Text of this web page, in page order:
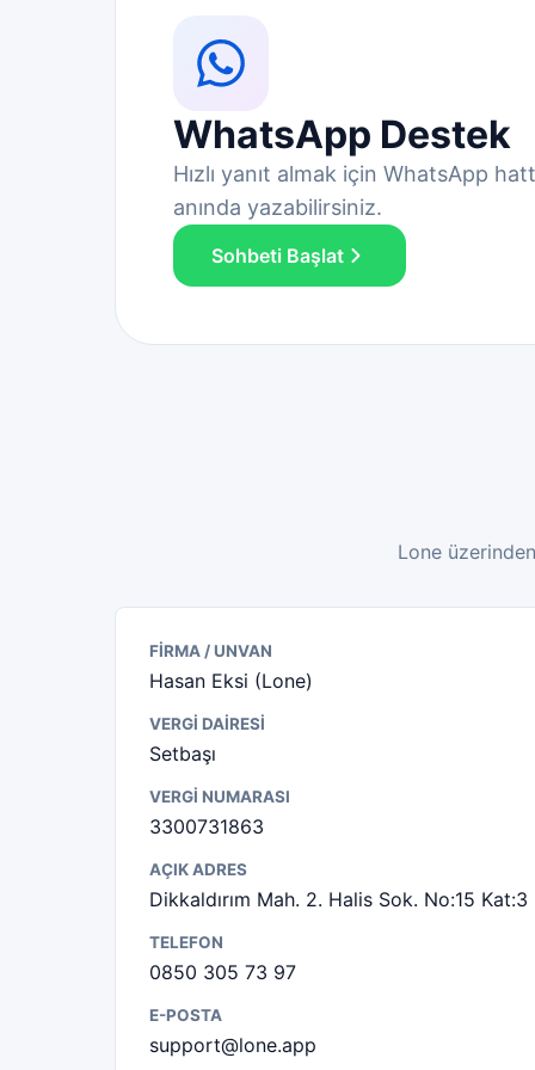
WhatsApp Destek
Hızlı yanıt almak için WhatsApp
anında yazabilirsiniz.
Sohbeti Başlat
Lone
FIRMA / UNVAN
Hasan Eksi (Lone)
VERGI DAIRESI
Setbaşı
VERGI NUMARASI
3300731863
AÇIK ADRES
Dikkaldırım Mah. 2. Halis Sok. No:15
TELEFON
0850 305 73 97
E-POSTA
support@lone.app